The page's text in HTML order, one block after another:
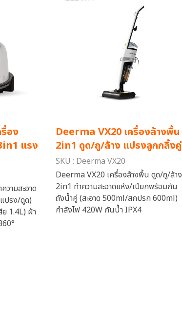
อง
แรง
วามสะอาด
ปรง/ดูด)
1.4L) ผ้า
Deerma VX20 เครื่องล้างพื้น
2in1 ดูด/ถู/ล้าง แปรงลูกกลิ้งคู่
SKU : Deerma VX20
Deerma VX20 เครื่องล้างพื้น ดูด/ถู/ล้าง
2in1 ทำความสะอาดแห้ง/เปียกพร้อมกัน
ถังน้ำคู่ (สะอาด 500ml/สกปรก 600ml)
กำลังไฟ 420W กันน้ำ IPX4